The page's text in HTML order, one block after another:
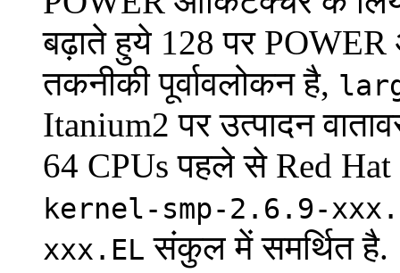
बढ़ाते हुये 128 पर
तकनीकी पूर्वावलोकन है,
Itanium2 पर उत्पादन
64 CPUs पहले से Red
kernel-smp-2.6.9-
xxx.EL संकुल में समर्थित है.